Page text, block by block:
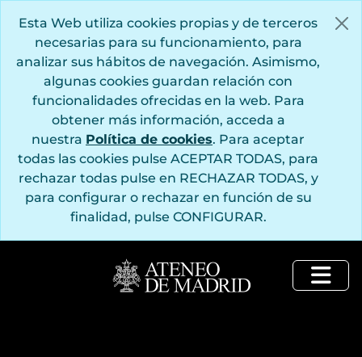
Esta Web utiliza cookies propias y de terceros
necesarias para su funcionamiento, para
analizar sus hábitos de navegación. Asimismo,
algunas cookies guardan relación con
funcionalidades ofrecidas en la web. Para
obtener más información, acceda a
nuestra Política de cookies. Para aceptar
todas las cookies pulse ACEPTAR TODAS, para
rechazar todas pulse en RECHAZAR TODAS, y
para configurar o rechazar en función de su
finalidad, pulse CONFIGURAR.